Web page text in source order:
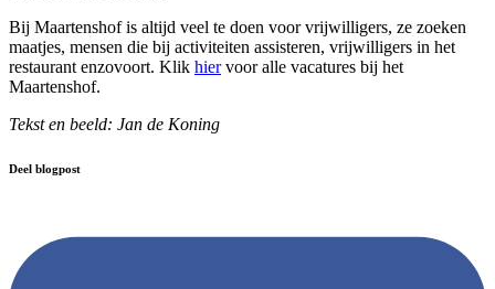
Bij Maartenshof is altijd veel te doen voor vrijwilligers, ze zoeken
maatjes, mensen die bij activiteiten assisteren, vrijwilligers in het
restaurant enzovoort. Klik hiervoor alle vacatures bij het
Maartenshof.
Tekst en beeld: Jan de Koning
Deel blogpost